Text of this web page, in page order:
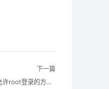
下一篇
Debian如何配置SSH远程登录（附允许root登录的方法）